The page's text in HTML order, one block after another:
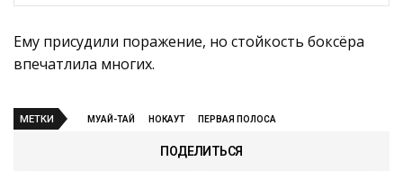
Ему присудили поражение, но стойкость боксёра
впечатлила многих.
МЕТКИ МУАЙ-ТАЙ НОКАУТ ПЕРВАЯ ПОЛОСА
ПОДЕЛИТЬСЯ